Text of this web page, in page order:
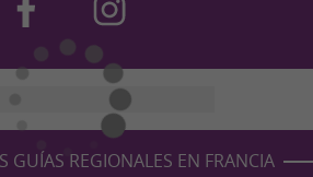
GUÍAS REGIONALES EN FRANCIA